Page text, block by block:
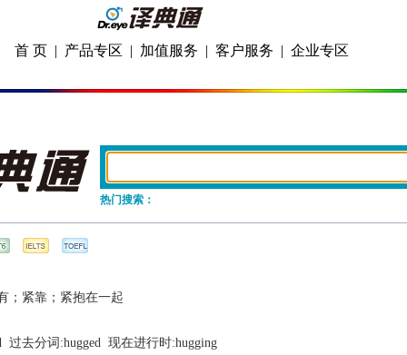
首 页 | 产品专区 | 加值服务 | 客户服务 | 企业专区
热门搜索：
；紧靠；紧抱在一起
过去分词:hugged 现在进行时:hugging